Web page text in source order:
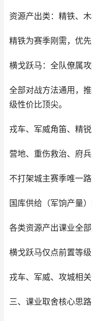
资源产出类：精铁、
精铁为赛季刚需，优
横戈跃马：全队僚属
全部对战方法通用，
级性价比顶尖。
戎车、军威角笛、精
营地、重伤救治、府兵
不打架城主赛季唯一
国库供给（军饷产量
各类资源产出课业全部
横戈跃马仅点前置等
戎车、军威、攻城相关
三、课业取舍核心思路